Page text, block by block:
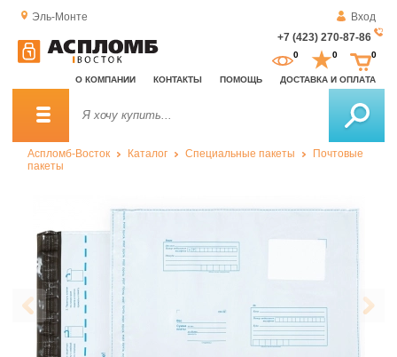
Эль-Монте
Вход
+7 (423) 270-87-86
О КОМПАНИИ КОНТАКТЫ ПОМОЩЬ ДОСТАВКА И ОПЛАТА
0 0 0
Аспломб-Восток Каталог Специальные пакеты
Почтовые
пакеты